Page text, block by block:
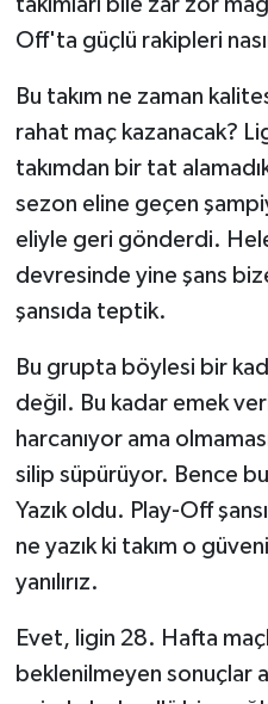
takımları bile zar zor
Off'ta güçlü rakipleri
Bu takım ne zaman
rahat maç kazanacak?
takımdan bir tat
sezon eline geçen
eliyle geri gönderdi.
devresinde yine şans
şansıda teptik.
Bu grupta böylesi bir
değil. Bu kadar emek
harcanıyor ama
silip süpürüyor. Bence
Yazık oldu. Play-Off
ne yazık ki takım o
yanılırız.
Evet, ligin 28. Hafta
beklenilmeyen sonuçlar